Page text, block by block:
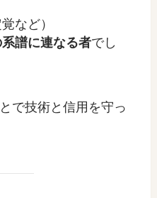
など）
譜に連なる者でし
で技術と信用を守っ